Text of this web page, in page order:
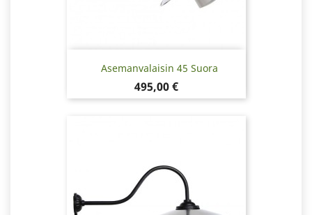
Asemanvalaisin 45 Suora
Hinta
495,00 €